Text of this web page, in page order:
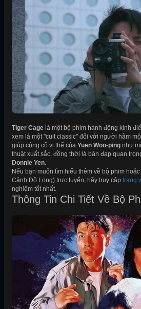
Tiger Cage là một bộ phim hành động kinh
xem là một "cult classic" đối với người hâm
giúp củng cố vị thế của Yuen Woo-ping như
thuật xuất sắc, đồng thời là bàn đạp quan
Donnie Yen
Nếu bạn muốn tìm hiểu thêm về bộ phim
Cảnh Đồ Long) trực tuyến, hãy truy cập trang
nghiệm tốt nhất.
Thông Tin Chi Tiết Về Bộ